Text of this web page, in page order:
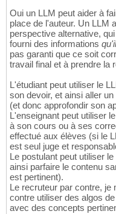
Oui un LLM peut aider à
place de l'auteur. Un LLM
perspective alternative,
fourni des informations
pas garanti que ce soit
travail final et à prendre la
L'étudiant peut utiliser le
son devoir, et ainsi aller
(et donc approfondir son
L'enseignant peut utiliser
à son cours ou à ses
effectué aux élèves (si le
est seul juge et
Le postulant peut utiliser
ainsi parfaire le contenu
est pertinent).
Le recruteur par contre, je
contre utiliser des algos
avec des concepts